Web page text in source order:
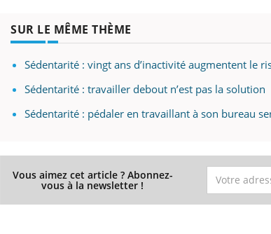
SUR LE MÊME THÈME
Sédentarité : vingt ans d’inactivité augmentent le
Sédentarité : travailler debout n’est pas la solution
Sédentarité : pédaler en travaillant à son bureau
Vous aimez cet article ? Abonnez-
vous à la newsletter !